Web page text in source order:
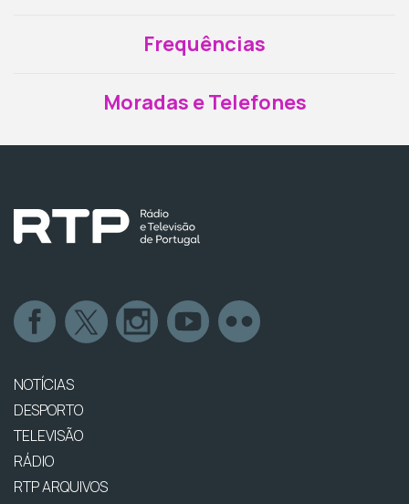
Frequências
Moradas e Telefones
NOTÍCIAS
DESPORTO
TELEVISÃO
RÁDIO
RTP ARQUIVOS